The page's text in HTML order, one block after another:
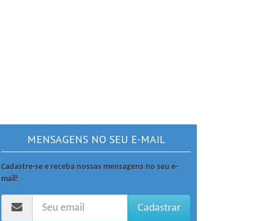
MENSAGENS NO SEU E-MAIL
Cadastre-se e receba nossas mensagens no seu e-
mail!
Cadastrar